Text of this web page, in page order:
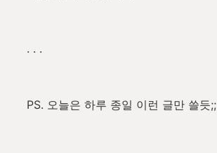
. . .
PS. 오늘은 하루 종일 이런 글만 쓸듯;;